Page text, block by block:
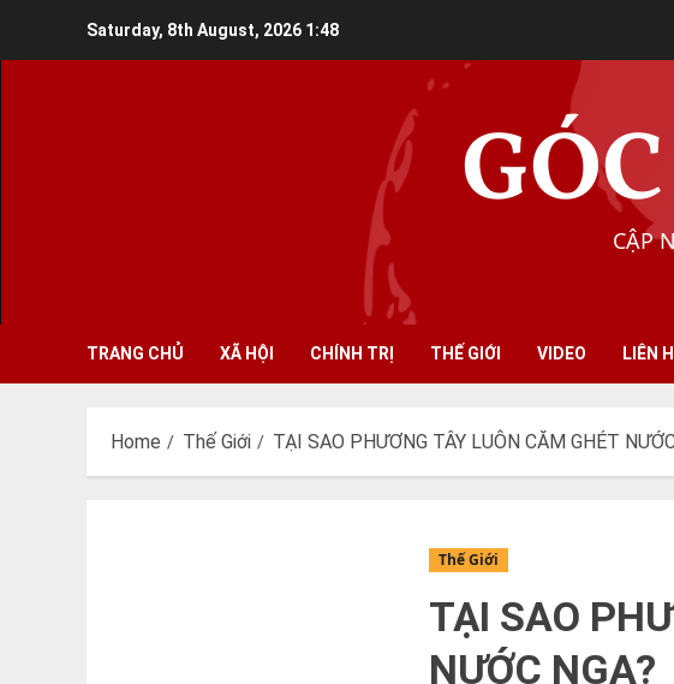
Saturday, 8th August, 2026 1:48
CẬP
TRANG CHỦ XÃ HỘI CHÍNH TRỊ THẾ GIỚI VIDEO LIÊN
Home Thế Giới TẠI SAO PHƯƠNG TÂY LUÔN CĂM GHÉT
Thế Giới
TẠI SAO
NƯỚC NGA?